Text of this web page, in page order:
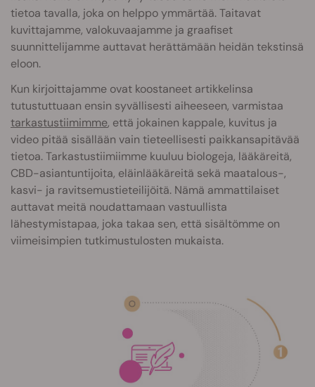
tietoa tavalla, joka on helppo ymmärtää. Taitavat
kuvittajamme, valokuvaajamme ja graafiset
suunnittelijamme auttavat herättämään heidän tekstinsä
eloon.
Kun kirjoittajamme ovat koostaneet artikkelinsa
tutustuttuaan ensin syvällisesti aiheeseen, varmistaa
tarkastustiimimme, että jokainen kappale, kuvitus ja
video pitää sisällään vain tieteellisesti paikkansapitävää
tietoa. Tarkastustiimiimme kuuluu biologeja, lääkäreitä,
CBD-asiantuntijoita, eläinlääkäreitä sekä maatalous-,
kasvi- ja ravitsemustieteilijöitä. Nämä ammattilaiset
auttavat meitä noudattamaan vastuullista
lähestymistapaa, joka takaa sen, että sisältömme on
viimeisimpien tutkimustulosten mukaista.